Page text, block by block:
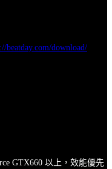
beatday.com/download/
GTX660 以上，效能優先